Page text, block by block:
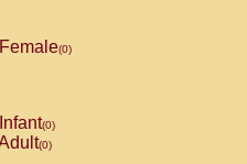
Female(0)
Infant(0)
(0)